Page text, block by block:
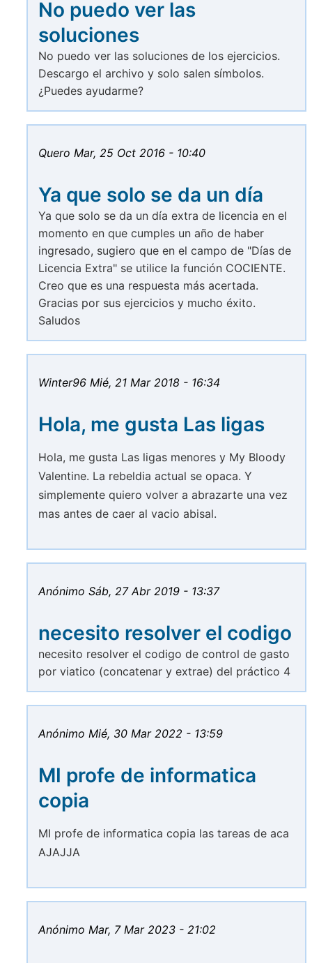
No puedo ver las
soluciones
No puedo ver las soluciones de los ejercicios.
Descargo el archivo y solo salen símbolos.
¿Puedes ayudarme?
Quero Mar, 25 Oct 2016 - 10:40
Ya que solo se da un día
Ya que solo se da un día extra de licencia en el
momento en que cumples un año de haber
ingresado, sugiero que en el campo de "Días de
Licencia Extra" se utilice la función COCIENTE.
Creo que es una respuesta más acertada.
Gracias por sus ejercicios y mucho éxito.
Saludos
Winter96 Mié, 21 Mar 2018 - 16:34
Hola, me gusta Las ligas
Hola, me gusta Las ligas menores y My Bloody
Valentine. La rebeldia actual se opaca. Y
simplemente quiero volver a abrazarte una vez
mas antes de caer al vacio abisal.
Anónimo Sáb, 27 Abr 2019 - 13:37
necesito resolver el codigo
necesito resolver el codigo de control de gasto
por viatico (concatenar y extrae) del práctico 4
Anónimo Mié, 30 Mar 2022 - 13:59
MI profe de informatica
copia
MI profe de informatica copia las tareas de aca
AJAJJA
Anónimo Mar, 7 Mar 2023 - 21:02